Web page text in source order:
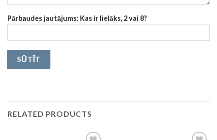
Pārbaudes jautājums: Kas ir lielāks, 2 vai 8?
RELATED PRODUCTS